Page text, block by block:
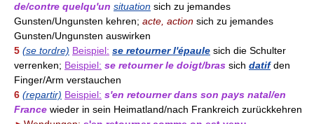
de/contre quelqu'un situation sich zu jemandes
Gunsten/Ungunsten kehren; acte, action sich zu jemandes
Gunsten/Ungunsten auswirken
5 (se tordre) Beispiel: se retourner l'épaule sich die Schulter
verrenken; Beispiel: se retourner le doigt/bras sich datifden
Finger/Arm verstauchen
6 (repartir) Beispiel: s'en retourner dans son pays natal/en
France wieder in sein Heimatland/nach Frankreich zurückkehren